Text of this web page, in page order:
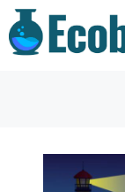
Saltar
al
contenido